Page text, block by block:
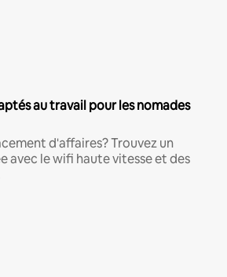
au travail pour les nomades
d'affaires? Trouvez un
avec le wifi haute vitesse et des